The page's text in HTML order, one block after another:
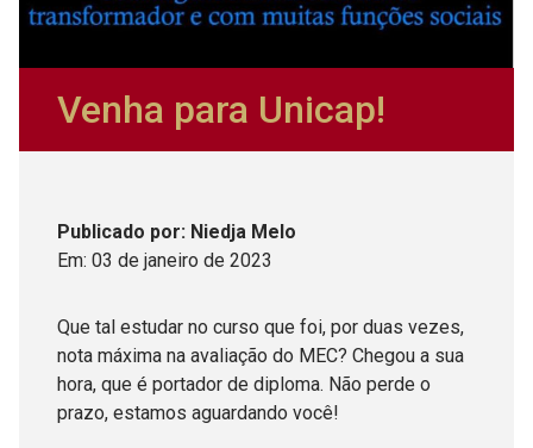
Venha para Unicap!
Publicado por: Niedja Melo
Em: 03 de janeiro de 2023
Que tal estudar no curso que foi, por duas vezes,
nota máxima na avaliação do MEC? Chegou a sua
hora, que é portador de diploma. Não perde o
prazo, estamos aguardando você!